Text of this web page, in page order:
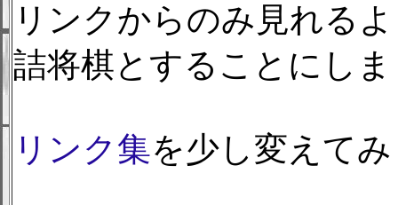
リンクからのみ見れる
詰将棋とすることにし
リンク集を少し変えて